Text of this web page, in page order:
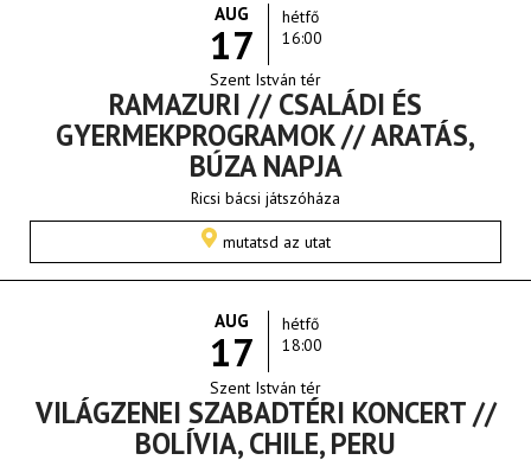
AUG
17
hétfő
16:00
Szent István tér
RAMAZURI // CSALÁDI ÉS
GYERMEKPROGRAMOK // ARATÁS,
BÚZA NAPJA
Ricsi bácsi játszóháza
mutatsd az utat
AUG
17
hétfő
18:00
Szent István tér
VILÁGZENEI SZABADTÉRI KONCERT //
BOLÍVIA, CHILE, PERU